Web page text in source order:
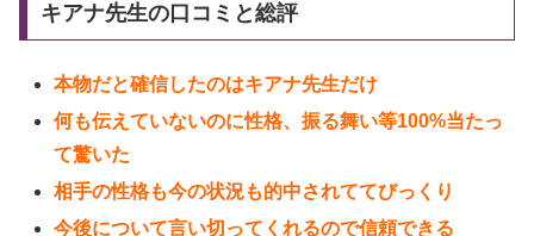
キアナ先生の口コミと総評
本物だと確信したのはキアナ先生だけ
何も伝えていないのに性格、振る舞い等100%当たっ
て驚いた
相手の性格も今の状況も的中されててびっくり
今後について言い切ってくれるので信頼できる